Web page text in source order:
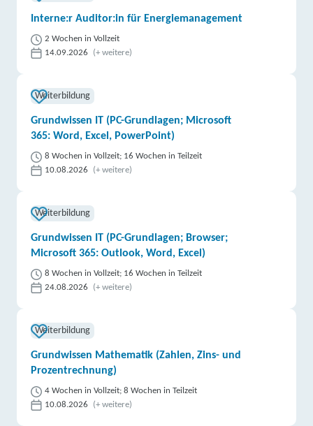
Interne:r Auditor:in für Energiemanagement
2 Wochen in Vollzeit
14.09.2026
(+ weitere)
Weiterbildung
Grundwissen IT (PC-Grundlagen; Microsoft
365: Word, Excel, PowerPoint)
8 Wochen in Vollzeit; 16 Wochen in Teilzeit
10.08.2026
(+ weitere)
Weiterbildung
Grundwissen IT (PC-Grundlagen; Browser;
Microsoft 365: Outlook, Word, Excel)
8 Wochen in Vollzeit; 16 Wochen in Teilzeit
24.08.2026
(+ weitere)
Weiterbildung
Grundwissen Mathematik (Zahlen, Zins- und
Prozentrechnung)
4 Wochen in Vollzeit; 8 Wochen in Teilzeit
10.08.2026
(+ weitere)